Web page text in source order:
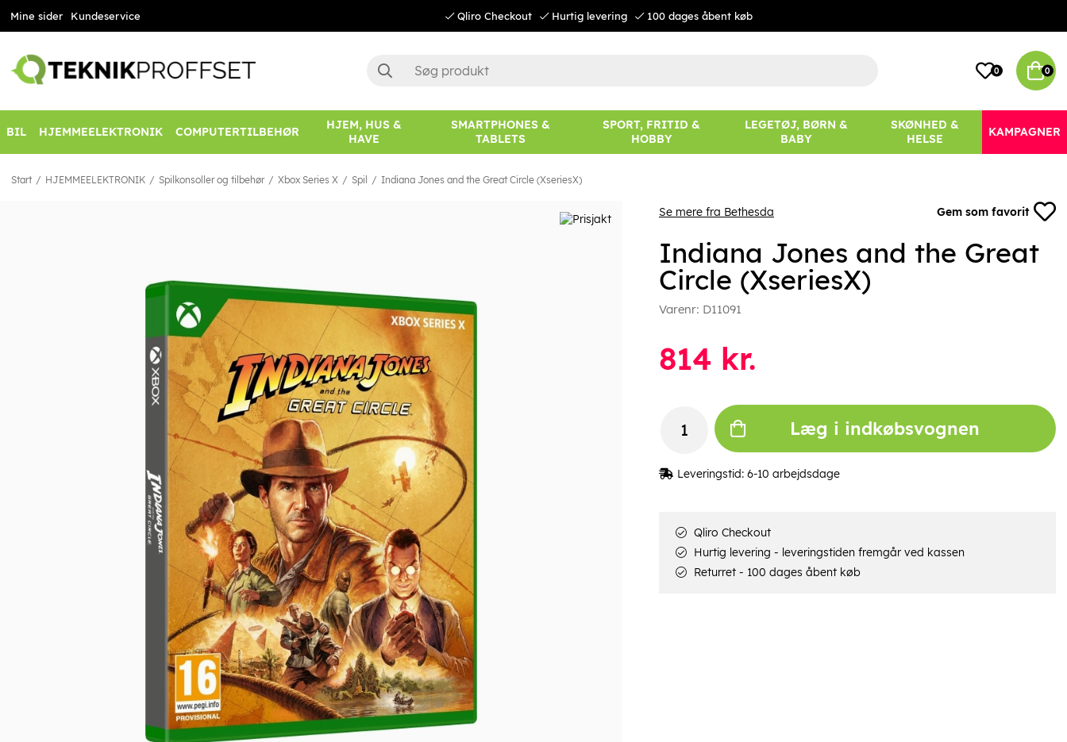
Mine sider Kundeservice Qliro Checkout Hurtig levering 100 dages åbent køb
0 0
BIL HJEMMEELEKTRONIK COMPUTERTILBEHØR
HJEM, HUS &
HAVE
SMARTPHONES &
TABLETS
SPORT, FRITID &
HOBBY
LEGETØJ, BØRN &
BABY
SKØNHED &
HELSE
KAMPAGNER
Start HJEMMEELEKTRONIK Spilkonsoller og tilbehør Xbox Series X Spil Indiana Jones and the Great Circle (XseriesX)
Se mere fra Bethesda Gem som favorit
Indiana Jones and the Great
Circle (XseriesX)
Varenr: D11091
814 kr.
Læg i indkøbsvognen
Leveringstid: 6-10 arbejdsdage
Qliro Checkout
Hurtig levering - leveringstiden fremgår ved kassen
Returret - 100 dages åbent køb